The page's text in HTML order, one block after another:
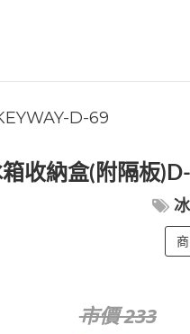
D-69
收納盒(附隔板
市價 233